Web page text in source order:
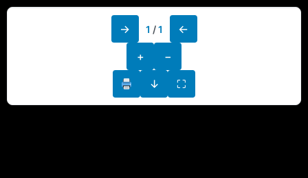
−
+
←
1
/
1
→
⛶
↓